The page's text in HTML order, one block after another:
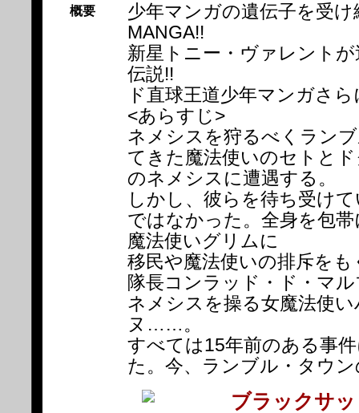
概要
少年マンガの遺伝子を受
MANGA!!
新星トニー・ヴァレント
伝説!!
ド直球王道少年マンガさ
<あらすじ>
ネメシスを狩るべくラン
てきた魔法使いのセトと
のネメシスに遭遇する。
しかし、彼らを待ち受け
ではなかった。全身を包
魔法使いグリムに
移民や魔法使いの排斥を
隊長コンラッド・ド・マ
ネメシスを操る女魔法使
ヌ……。
すべては15年前のある事
た。今、ランブル・タウ
ブラックサ